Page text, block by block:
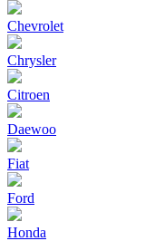
Chevrolet
Chrysler
Citroen
Daewoo
Fiat
Ford
Honda